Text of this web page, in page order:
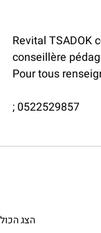
Revital TSADOK
conseillère
Pour tous
; 0522529857
הצג הכול